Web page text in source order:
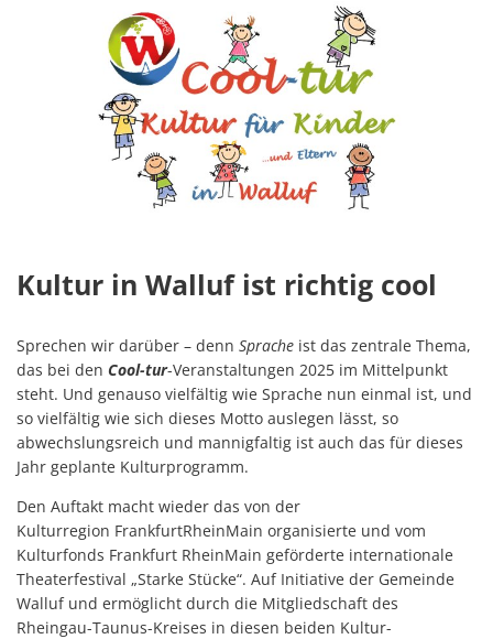
Kultur in Walluf ist richtig cool
Sprechen wir darüber – denn Sprache ist das zentrale Thema,
das bei den Cool-tur-Veranstaltungen 2025 im Mittelpunkt
steht. Und genauso vielfältig wie Sprache nun einmal ist, und
so vielfältig wie sich dieses Motto auslegen lässt, so
abwechslungsreich und mannigfaltig ist auch das für dieses
Jahr geplante Kulturprogramm.
Den Auftakt macht wieder das von der
Kulturregion FrankfurtRheinMain organisierte und vom
Kulturfonds Frankfurt RheinMain geförderte internationale
Theaterfestival „Starke Stücke“. Auf Initiative der Gemeinde
Walluf und ermöglicht durch die Mitgliedschaft des
Rheingau-Taunus-Kreises in diesen beiden Kultur-